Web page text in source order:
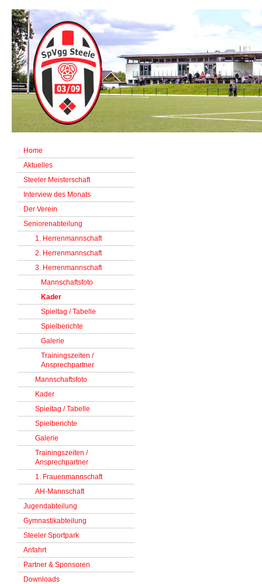
Home
Aktuelles
Steeler Meisterschaft
Interview des Monats
Der Verein
Seniorenabteilung
1. Herrenmannschaft
2. Herrenmannschaft
3. Herrenmannschaft
Mannschaftsfoto
Kader
Spieltag / Tabelle
Spielberichte
Galerie
Trainingszeiten /
Ansprechpartner
Mannschaftsfoto
Kader
Spieltag / Tabelle
Spielberichte
Galerie
Trainingszeiten /
Ansprechpartner
1. Frauenmannschaft
AH-Mannschaft
Jugendabteilung
Gymnastikabteilung
Steeler Sportpark
Anfahrt
Partner & Sponsoren
Downloads